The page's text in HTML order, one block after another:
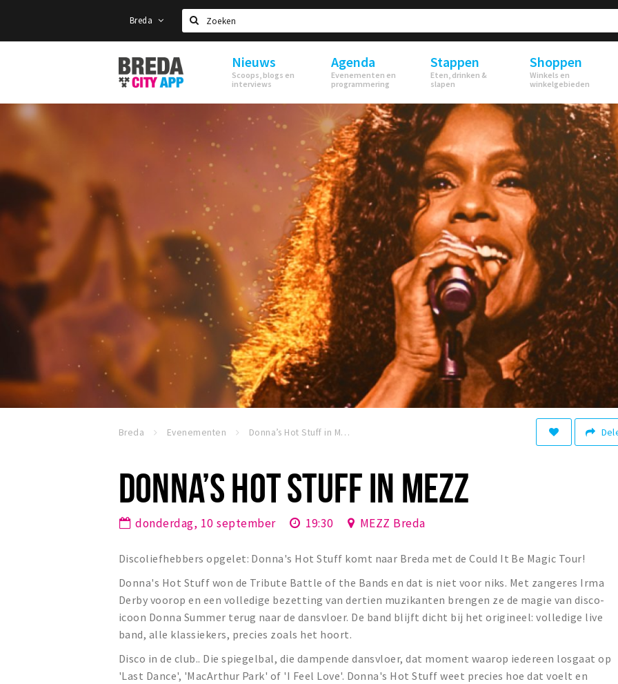
Breda
Zoeken
Stappen
&
Shoppen
Breda
Nieuws
Scoops, blogs en
interviews
Agenda
Evenementen en
programmering
Stappen
Eten, drinken &
slapen
Shoppen
Winkels en
winkelgebieden
Breda Evenementen Donna’s Hot Stuff in MEZZ
DONNA’S HOT STUFF IN MEZZ
donderdag, 10 september 19:30 MEZZ Breda
Discoliefhebbers opgelet: Donna's Hot Stuff komt naar Breda met de Could It Be Magic Tour!
Donna's Hot Stuff won de Tribute Battle of the Bands en dat is niet voor niks. Met zangeres Irma
Derby voorop en een volledige bezetting van dertien muzikanten brengen ze de magie van disco-
icoon Donna Summer terug naar de dansvloer. De band blijft dicht bij het origineel: volledige live
band, alle klassiekers, precies zoals het hoort.
Disco in de club.. Die spiegelbal, die dampende dansvloer, dat moment waarop iedereen losgaat op
'Last Dance', 'MacArthur Park' of 'I Feel Love'. Donna's Hot Stuff weet precies hoe dat voelt en